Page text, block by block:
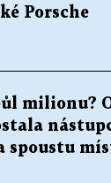
Porsche
milionu?
spoustu